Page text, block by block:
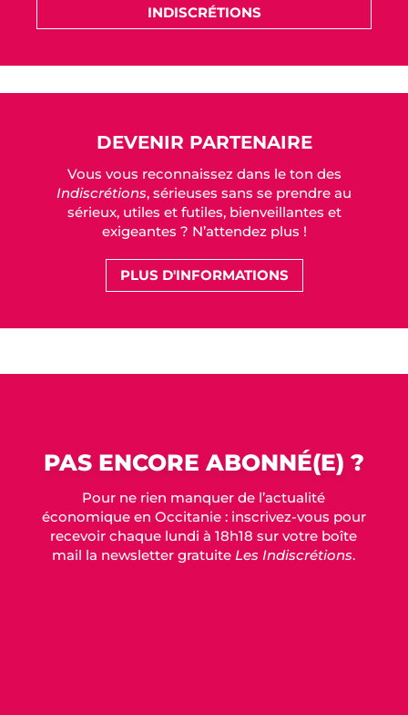
INDISCRÉTIONS
DEVENIR PARTENAIRE
Vous vous reconnaissez dans le ton des
Indiscrétions, sérieuses sans se prendre au
sérieux, utiles et futiles, bienveillantes et
exigeantes ? N’attendez plus !
PLUS D'INFORMATIONS
PAS ENCORE ABONNÉ(E) ?
Pour ne rien manquer de l’actualité
économique en Occitanie : inscrivez-vous pour
recevoir chaque lundi à 18h18 sur votre boîte
mail la newsletter gratuiteLes Indiscrétions.